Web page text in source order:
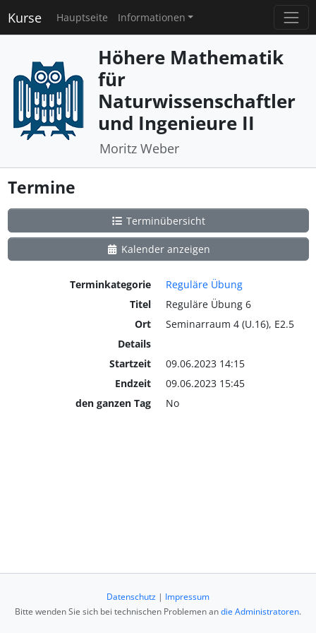
Kurse Hauptseite Informationen
Höhere Mathematik
für
Naturwissenschaftler
und Ingenieure II
Moritz Weber
Termine
Terminübersicht
Kalender anzeigen
Terminkategorie
Reguläre Übung
Titel
Reguläre Übung 6
Ort
Seminarraum 4 (U.16), E2.5
Details
Startzeit
09.06.2023 14:15
Endzeit
09.06.2023 15:45
den ganzen Tag
No
Datenschutz | Impressum
Bitte wenden Sie sich bei technischen Problemen andie Administratoren.